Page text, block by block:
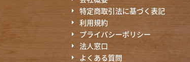
特定商取引法に基づく表記
利用規約
プライバシーポリシー
法人窓口
よくある質問